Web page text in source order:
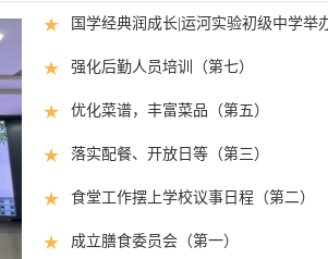
强化后勤人员培训（第七）
优化菜谱，丰富菜品（第五）
落实配餐、开放日等（第三）
食堂工作摆上学校议事日程（第二）
成立膳食委员会（第一）